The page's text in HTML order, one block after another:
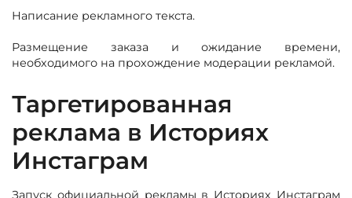
Написание рекламного текста.
Размещение заказа и ожидание времени,
необходимого на прохождение модерации рекламой.
Таргетированная
реклама в Историях
Инстаграм